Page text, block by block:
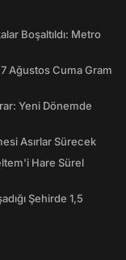
Boşaltıldı: Metro
7 Ağustos Cuma Gram
Yeni Dönemde
Asırlar Sürecek
Hare Sürel
Şehirde 1,5